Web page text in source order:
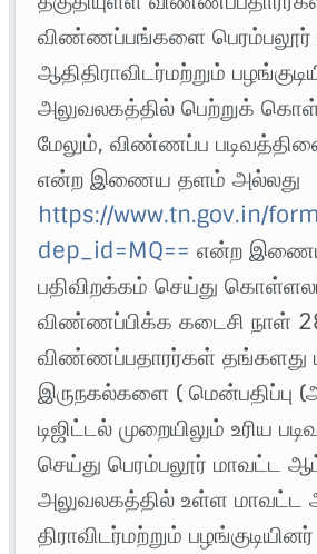
விண்ணப்பங்களை பெரம்பலூர்
ஆதிதிராவிடர்மற்றும்
அலுவலகத்தில் பெற்றுக்
மேலும், விண்ணப்ப
என்ற இணைய தளம் அல்லது
https://www.tn.gov.in/
dep_id=MQ== என்ற
பதிவிறக்கம் செய்து
விண்ணப்பிக்க கடைசி நாள்
விண்ணப்பதாரர்கள் தங்களது
இருநகல்களை ( மென்பதிப்பு
டிஜிட்டல் முறையிலும் உரிய
செய்து பெரம்பலூர் மாவட்ட
அலுவலகத்தில் உள்ள மாவட்ட
திராவிடர்மற்றும்